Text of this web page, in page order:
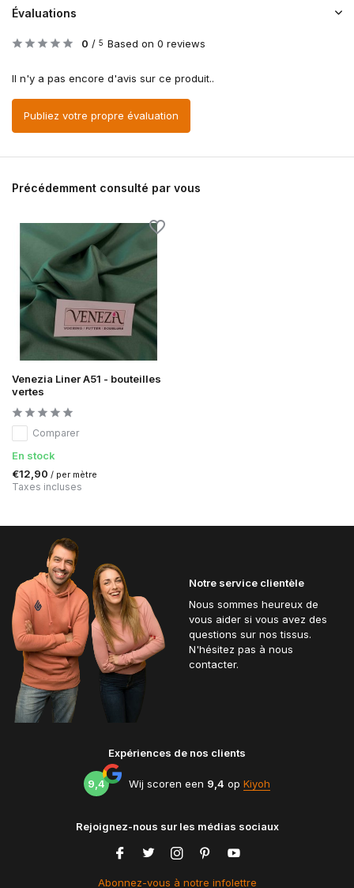
Évaluations
0 / 5 Based on 0 reviews
Il n'y a pas encore d'avis sur ce produit..
Publiez votre propre évaluation
Précédemment consulté par vous
Venezia Liner A51 - bouteilles
vertes
Comparer
En stock
€12,90 / per mètre
Taxes incluses
Notre service clientèle
Nous sommes heureux de
vous aider si vous avez des
questions sur nos tissus.
N'hésitez pas à nous
contacter.
Expériences de nos clients
9,4 Wij scoren een 9,4 op Kiyoh
Rejoignez-nous sur les médias sociaux
Abonnez-vous à notre infolettre